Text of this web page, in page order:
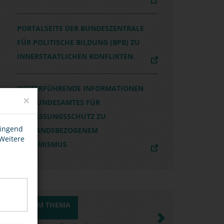
PORTALSEITE DER BUNDESZENTRALE
FÜR POLITISCHE BILDUNG (BPB) ZU
INNERSTAATLICHEN KONFLIKTEN.
WEITERFÜHRENDE INFORMATIONEN
DES BUNDESAMTES FÜR
VERFASSUNGSSCHUTZ ZU
AUSLANDSBEZOGENEM
EXTREMISMUS
MEDIEN ZUM THEMA
Previous Next
×